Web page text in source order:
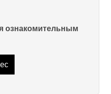
ознакомительным